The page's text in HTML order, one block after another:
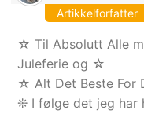
Artikkelforfatter
☆ Til Absolutt Alle
Juleferie og ☆
☆ Alt Det Beste For
❊ I følge det jeg har